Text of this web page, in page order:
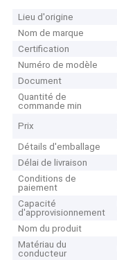
Lieu d'origine
Nom de marque
Certification
Numéro de modèle
Document
Quantité de
commande min
Prix
Détails d'emballage
Délai de livraison
Conditions de
paiement
Capacité
d'approvisionnement
Nom du produit
Matériau du
conducteur